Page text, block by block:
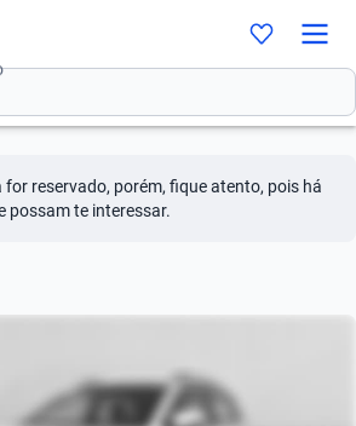
for reservado, porém, fique atento, pois há
possam te interessar.